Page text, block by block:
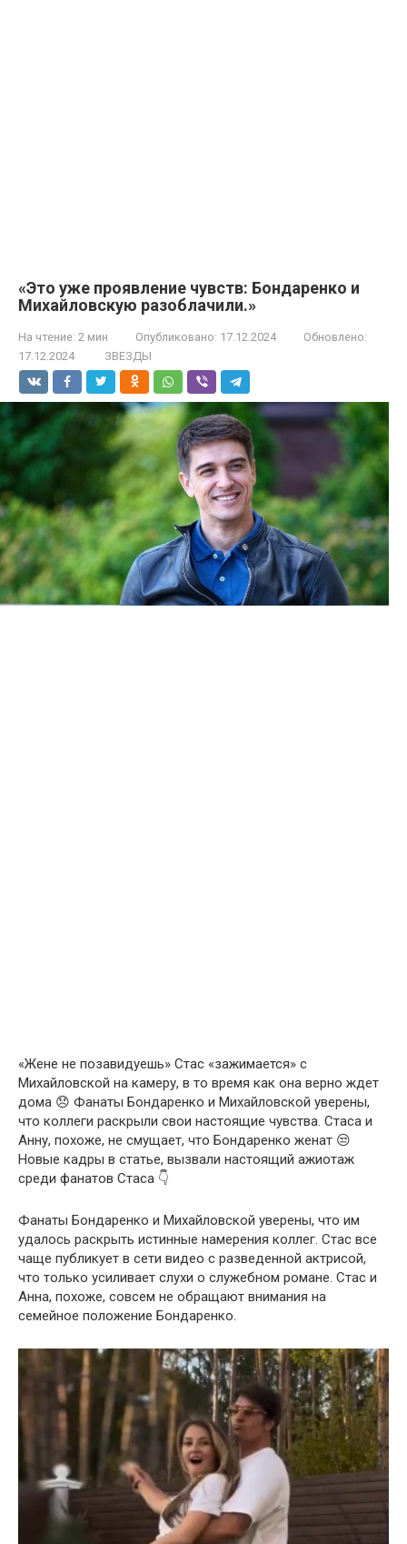
«Это уже проявление чувств: Бондаренко и
Михайловскую разоблачили.»
На чтение: 2 мин Опубликовано: 17.12.2024
Обновлено:
17.12.2024
ЗВЕЗДЫ
«Жене не позавидуешь» Стас «зажимается» с
Михайловской на камеру, в то время как она верно ждет
дома 😞 Фанаты Бондаренко и Михайловской уверены,
что коллеги раскрыли свои настоящие чувства. Стаса и
Анну, похоже, не смущает, что Бондаренко женат 😒
Новые кадры в статье, вызвали настоящий ажиотаж
среди фанатов Стаса 👇
Фанаты Бондаренко и Михайловской уверены, что им
удалось раскрыть истинные намерения коллег. Стас все
чаще публикует в сети видео с разведенной актрисой,
что только усиливает слухи о служебном романе. Стас и
Анна, похоже, совсем не обращают внимания на
семейное положение Бондаренко.